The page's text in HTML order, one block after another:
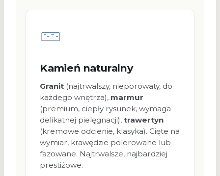
Kamień naturalny
Granit (najtrwalszy, nieporowaty, do
każdego wnętrza), marmur
(premium, ciepły rysunek, wymaga
delikatnej pielęgnacji), trawertyn
(kremowe odcienie, klasyka). Cięte na
wymiar, krawędzie polerowane lub
fazowane. Najtrwalsze, najbardziej
prestiżowe.